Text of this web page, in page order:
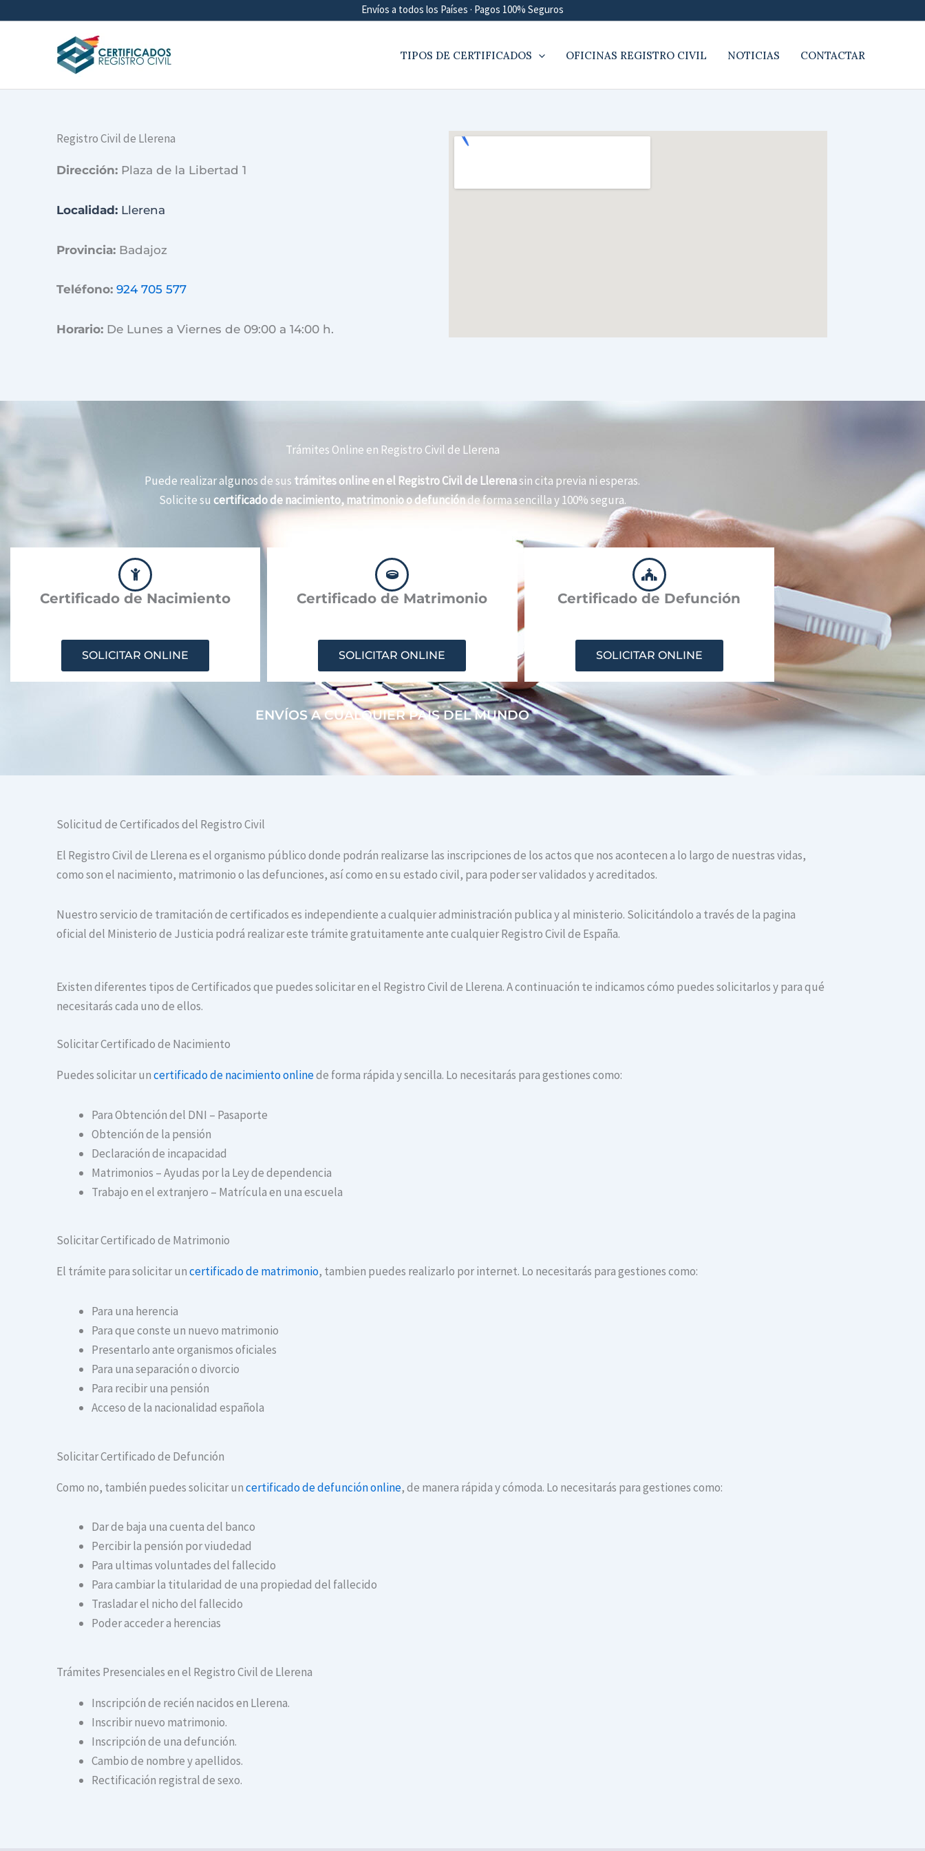
Envíos a todos los Países · Pagos 100% Seguros
TIPOS DE CERTIFICADOS OFICINAS REGISTRO CIVIL NOTICIAS CONTACTAR
Registro Civil de Llerena
Dirección: Plaza de la Libertad 1
Localidad: Llerena
Provincia: Badajoz
Teléfono: 924 705 577
Horario: De Lunes a Viernes de 09:00 a 14:00 h.
Trámites Online en Registro Civil de Llerena
Puede realizar algunos de sus trámites online en el Registro Civil de Llerenasin cita previa ni esperas.
Solicite su certificado de nacimiento, matrimonio o defunciónde forma sencilla y 100% segura.
Certificado de Nacimiento
SOLICITAR ONLINE
Certificado de Matrimonio
SOLICITAR ONLINE
Certificado de Defunción
SOLICITAR ONLINE
ENVÍOS A CUALQUIER PAIS DEL MUNDO
Solicitud de Certificados del Registro Civil
El Registro Civil de Llerena es el organismo público donde podrán realizarse las inscripciones de los actos que nos acontecen a lo largo de nuestras vidas,
como son el nacimiento, matrimonio o las defunciones, así como en su estado civil, para poder ser validados y acreditados.
Nuestro servicio de tramitación de certificados es independiente a cualquier administración publica y al ministerio. Solicitándolo a través de la pagina
oficial del Ministerio de Justicia podrá realizar este trámite gratuitamente ante cualquier Registro Civil de España.
Existen diferentes tipos de Certificados que puedes solicitar en el Registro Civil de Llerena. A continuación te indicamos cómo puedes solicitarlos y para qué
necesitarás cada uno de ellos.
Solicitar Certificado de Nacimiento
Puedes solicitar uncertificado de nacimiento onlinede forma rápida y sencilla. Lo necesitarás para gestiones como:
Para Obtención del DNI – Pasaporte
Obtención de la pensión
Declaración de incapacidad
Matrimonios – Ayudas por la Ley de dependencia
Trabajo en el extranjero – Matrícula en una escuela
Solicitar Certificado de Matrimonio
El trámite para solicitar uncertificado de matrimonio, tambien puedes realizarlo por internet. Lo necesitarás para gestiones como:
Para una herencia
Para que conste un nuevo matrimonio
Presentarlo ante organismos oficiales
Para una separación o divorcio
Para recibir una pensión
Acceso de la nacionalidad española
Solicitar Certificado de Defunción
Como no, también puedes solicitar uncertificado de defunción online, de manera rápida y cómoda. Lo necesitarás para gestiones como:
Dar de baja una cuenta del banco
Percibir la pensión por viudedad
Para ultimas voluntades del fallecido
Para cambiar la titularidad de una propiedad del fallecido
Trasladar el nicho del fallecido
Poder acceder a herencias
Trámites Presenciales en el Registro Civil de Llerena
Inscripción de recién nacidos en Llerena.
Inscribir nuevo matrimonio.
Inscripción de una defunción.
Cambio de nombre y apellidos.
Rectificación registral de sexo.